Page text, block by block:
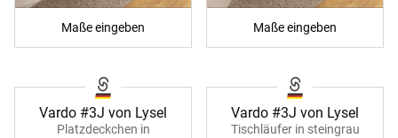
Maße eingeben Maße eingeben
Vardo #3J von Lysel
Platzdeckchen in
Vardo #3J von Lysel
Tischläufer in steingrau